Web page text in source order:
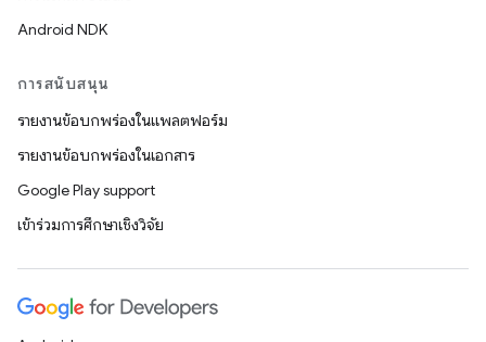
Android NDK
การสนับสนุน
รายงานข้อบกพร่องในแพลตฟอร์ม
รายงานข้อบกพร่องในเอกสาร
Google Play support
เข้าร่วมการศึกษาเชิงวิจัย